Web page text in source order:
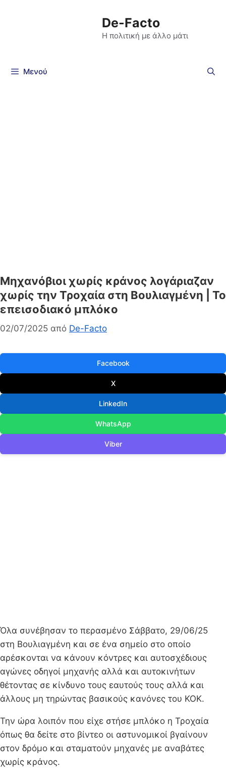
De-Facto
Η πολιτική με άλλο μάτι
Μενού
Μηχανόβιοι χωρίς κράνος λογάριαζαν
χωρίς την Τροχαία στη Βουλιαγμένη | Το
επεισοδιακό μπλόκο
02/07/2025 από De-Facto
Facebook
X
LinkedIn
WhatsApp
Viber
Όλα συνέβησαν το περασμένο Σάββατο, 29/06/25
στη Βουλιαγμένη και σε ένα σημείο στο οποίο
αρέσκονται να κάνουν κόντρες και αυτοσχέδιους
αγώνες οδηγοί μηχανής αλλά και αυτοκινήτων
θέτοντας σε κίνδυνο τους εαυτούς τους αλλά και
άλλους μη τηρώντας βασικούς κανόνες του ΚΟΚ.
Την ώρα λοιπόν που είχε στήσε μπλόκο η Τροχαία
όπως θα δείτε στο βίντεο οι αστυνομικοί βγαίνουν
στον δρόμο και σταματούν μηχανές με αναβάτες
χωρίς κράνος.